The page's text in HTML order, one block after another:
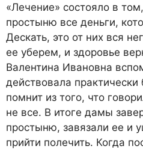
«Лечение» состояло в
простыню все деньги,
Дескать, это от них вся
ее уберем, и здоровье
Валентина Ивановна
действовала практически
помнит из того, что
не все. В итоге дамы
простыню, завязали ее и
прийти полечить. Когда